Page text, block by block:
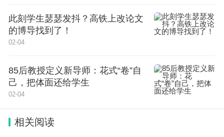
“大模型是基于深度学习算法，通过海量数据的训练
学习，拥有大量参数和泛化能力的神经网络模
型。”南方电网广西电网公司生产技术部总经理禤亮
率、泛化能力、识别效率等方面都有更优越的表现。
这种表现首先是参数量从百万级提升至亿级;其次是
更加精准地表述缺陷隐患类型和位置，解决模型碎片
此刻学生瑟瑟发抖？高铁上改论文
的博导找到了！
02-04
85后教授定义新导师：花式“卷”自
己，把体面还给学生
02-04
相关阅读